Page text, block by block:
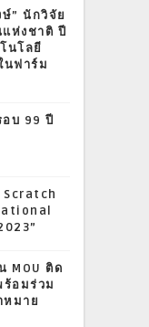
” นักวิจัย
แห่งชาติ ปี
นโลยี
นฟาร์ม
อบ 99 ปี
Scratch
MOU ติด
อมร่วม
หมาย